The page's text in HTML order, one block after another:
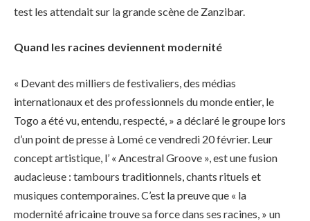
test les attendait sur la grande scène de Zanzibar.
Quand les racines deviennent modernité
« Devant des milliers de festivaliers, des médias
internationaux et des professionnels du monde entier, le
Togo a été vu, entendu, respecté, » a déclaré le groupe lors
d’un point de presse à Lomé ce vendredi 20 février. Leur
concept artistique, l’ « Ancestral Groove », est une fusion
audacieuse : tambours traditionnels, chants rituels et
musiques contemporaines. C’est la preuve que « la
modernité africaine trouve sa force dans ses racines, » un